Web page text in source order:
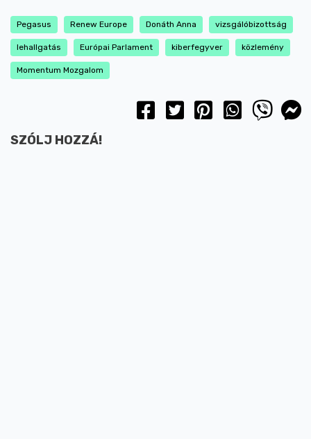
Pegasus Renew Europe Donáth Anna vizsgálóbizottság
lehallgatás Európai Parlament kiberfegyver közlemény
Momentum Mozgalom
SZÓLJ HOZZÁ!